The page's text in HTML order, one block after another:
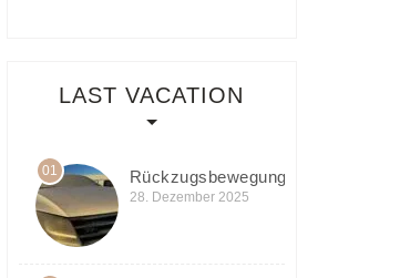
LAST VACATION
01 Rückzugsbewegung
28. Dezember 2025